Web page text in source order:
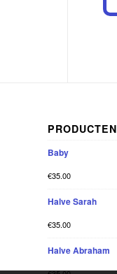
PRODUCTEN
Baby
€35.00
Halve Sarah
€35.00
Halve Abraham